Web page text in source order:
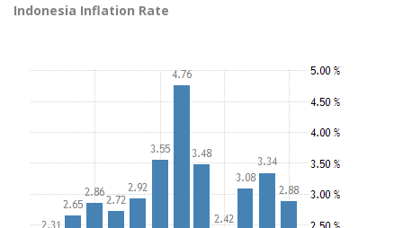
Indonesia Inflation Rate